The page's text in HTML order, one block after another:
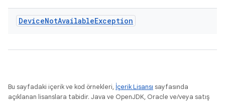
DeviceNotAvailableException
Bu sayfadaki içerik ve kod örnekleri, İçerik Lisansı sayfasında
açıklanan lisanslara tabidir. Java ve OpenJDK, Oracle ve/veya satış